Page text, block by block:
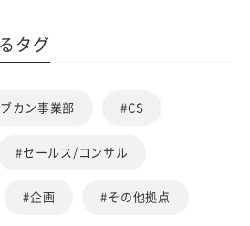
タグ
カン事業部 #CS
#セールス/コンサル
#企画 #その他拠点